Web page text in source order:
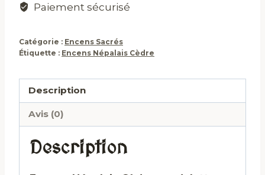
Paiement sécurisé
Catégorie : Encens Sacrés
Étiquette : Encens Népalais Cèdre
Description
Avis (0)
Description